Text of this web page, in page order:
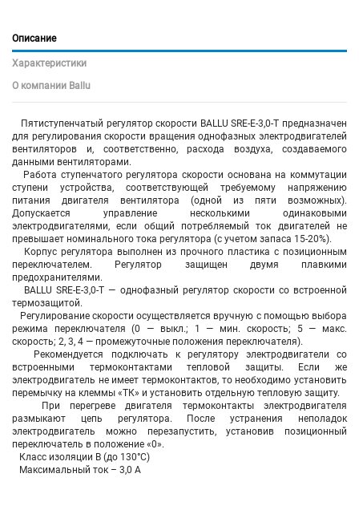
Описание
Характеристики
О компании Ballu
Пятиступенчатый регулятор скорости BALLU SRE-E-3,0-T предназначен
для регулирования скорости вращения однофазных электродвигателей
вентиляторов и, соответственно, расхода воздуха, создаваемого
данными вентиляторами.
Работа ступенчатого регулятора скорости основана на коммутации
ступени устройства, соответствующей требуемому напряжению
питания двигателя вентилятора (одной из пяти возможных).
Допускается управление несколькими одинаковыми
электродвигателями, если общий потребляемый ток двигателей не
превышает номинального тока регулятора (с учетом запаса 15-20%).
Корпус регулятора выполнен из прочного пластика с позиционным
переключателем. Регулятор защищен двумя плавкими
предохранителями.
BALLU SRE-E-3,0-T — однофазный регулятор скорости со встроенной
термозащитой.
Регулирование скорости осуществляется вручную с помощью выбора
режима переключателя (0 — выкл.; 1 — мин. скорость; 5 — макс.
скорость; 2, 3, 4 — промежуточные положения переключателя).
Рекомендуется подключать к регулятору электродвигатели со
встроенными термоконтактами тепловой защиты. Если же
электродвигатель не имеет термоконтактов, то необходимо установить
перемычку на клеммы «ТК» и установить отдельную тепловую защиту.
При перегреве двигателя термоконтакты электродвигателя
размыкают цепь регулятора. После устранения неполадок
электродвигатель можно перезапустить, установив позиционный
переключатель в положение «0».
Класс изоляции В (до 130°С)
Максимальный ток – 3,0 А